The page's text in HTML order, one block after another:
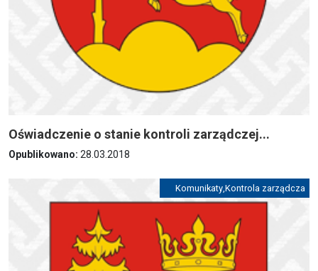
Oświadczenie o stanie kontroli zarządczej...
Opublikowano: 28.03.2018
Komunikaty Kontrola zarządcza